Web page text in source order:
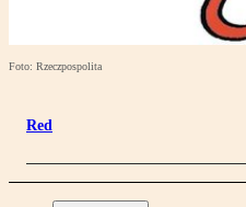
Foto: Rzeczpospolita
Red